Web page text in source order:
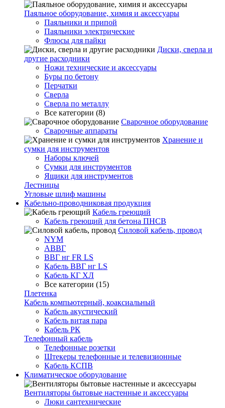
Паяльное оборудование, химия и аксессуары
Паяльники и припой
Паяльники электрические
Флюсы для пайки
Диски, сверла и
другие расходники
Ножи технические и аксессуары
Буры по бетону
Перчатки
Сверла
Сверла по металлу
Все категории (8)
Сварочное оборудование
Сварочные аппараты
Хранение и
сумки для инструментов
Наборы ключей
Сумки для инструментов
Ящики для инструментов
Лестницы
Угловые шлиф машины
Кабельно-проводниковая продукция
Кабель греющий
Кабель греющий для бетона ПНСВ
Силовой кабель, провод
NYM
АВВГ
ВВГ нг FR LS
Кабель ВВГ нг LS
Кабель КГ ХЛ
Все категории (15)
Плетенка
Кабель компьютерный, коаксиальный
Кабель акустический
Кабель витая пара
Кабель РК
Телефонный кабель
Телефонные розетки
Штекеры телефонные и телевизионные
Кабель КСПВ
Климатическое оборудование
Вентиляторы бытовые настенные и аксессуары
Люки сантехнические